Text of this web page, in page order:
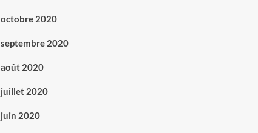
octobre 2020
septembre 2020
août 2020
juillet 2020
juin 2020